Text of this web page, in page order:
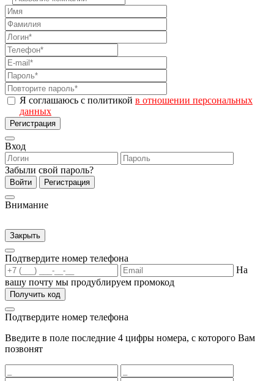
Я соглашаюсь с политикой в отношении персональных
данных
Регистрация
Вход
Забыли свой пароль?
Войти Регистрация
Внимание
Закрыть
Подтвердите номер телефона
На
вашу почту мы продублируем промокод
Получить код
Подтвердите номер телефона
Введите в поле последние 4 цифры номера, с которого Вам
позвонят